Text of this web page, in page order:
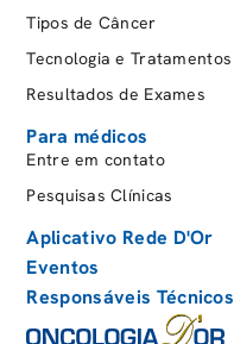
Tipos de Câncer
Tecnologia e Tratamentos
Resultados de Exames
Para médicos
Entre em contato
Pesquisas Clínicas
Aplicativo Rede D'Or
Eventos
Responsáveis Técnicos